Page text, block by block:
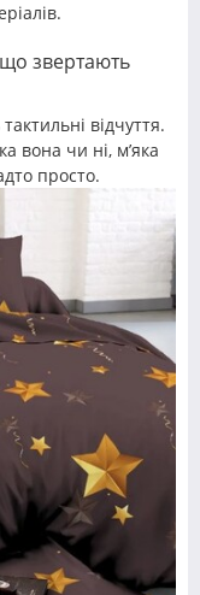
звертають
відчуття.
вона чи ні, м’яка
просто.